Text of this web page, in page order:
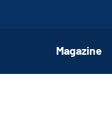
Magazine